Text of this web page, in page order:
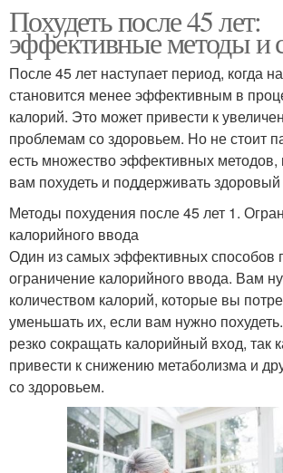
Похудеть после 45 лет:
эффективные методы и
После 45 лет наступает период, когда
становится менее эффективным в
калорий. Это может привести к
проблемам со здоровьем. Но не стоит
есть множество эффективных методов,
вам похудеть и поддерживать здоровый
Методы похудения после 45 лет 1.
калорийного ввода
Один из самых эффективных способов
ограничение калорийного ввода. Вам
количеством калорий, которые вы
уменьшать их, если вам нужно
резко сокращать калорийный вход, так
привести к снижению метаболизма и
со здоровьем.